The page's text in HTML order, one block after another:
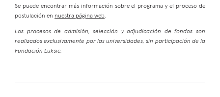
Se puede encontrar más información sobre el programa y el proceso de
postulación en nuestra página web.
Los procesos de admisión, selección y adjudicación de fondos son
realizados exclusivamente por las universidades, sin participación de la
Fundación Luksic.